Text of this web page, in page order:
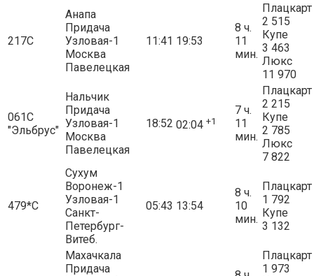
217С
Анапа
Придача
Узловая-1
Москва
Павелецкая
11:41 19:53
8 ч.
11
мин.
Плацкарт
2 515
Купе
3 463
Люкс
11 970
061С
"Эльбрус"
Нальчик
Придача
Узловая-1
Москва
Павелецкая
18:52 02:04 +1
7 ч.
11
мин.
Плацкарт
2 215
Купе
2 785
Люкс
7 822
479*С
Сухум
Воронеж-1
Узловая-1
Санкт-
Петербург-
Витеб.
05:43 13:54
8 ч.
10
мин.
Плацкарт
1 792
Купе
3 132
Махачкала
Придача
Плацкарт
1 973